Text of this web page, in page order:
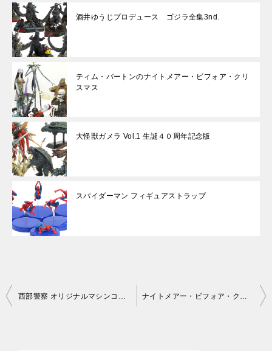
酒井ゆうじプロデュース ゴジラ全集3nd.
ティム・バートンのナイトメアー・ビフォア・クリ
スマス
大怪獣ガメラ Vol.1 生誕４０周年記念版
スパイダーマン フィギュアストラップ
投
西部警察 オリジナルマシンコレクション ナイトメアー・ビフォア・クリスマス ハイグレードフィギュア Ver.4